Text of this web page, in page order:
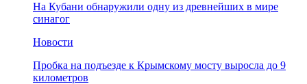
На Кубани обнаружили одну из древнейших в мире
синагог
Новости
Пробка на подъезде к Крымскому мосту выросла до 9
километров